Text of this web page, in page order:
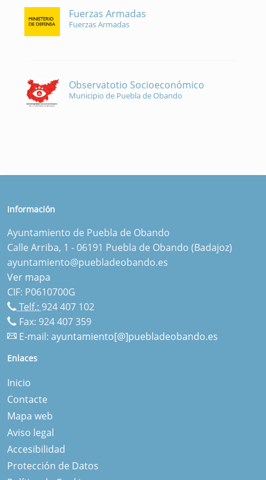
Fuerzas Armadas
Fuerzas Armadas
Observatotio Socioeconómico
Municipio de Puebla de Obando
Información
Ayuntamiento de Puebla de Obando
Calle Arriba, 1 - 06191 Puebla de Obando (Badajoz)
ayuntamiento@puebladeobando.es
Ver mapa
CIF: P0610700G
Telf.:924 407 102
Fax: 924 407 359
E-mail: ayuntamiento[@]puebladeobando.es
Enlaces
Inicio
Contacte
Mapa web
Aviso legal
Accesibilidad
Protección de Datos